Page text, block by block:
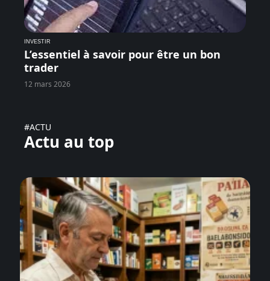
INVESTIR
L’essentiel à savoir pour être un bon
trader
12 mars 2026
#ACTU
Actu au top